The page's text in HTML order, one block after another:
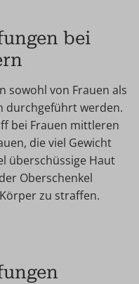
bei
sowohl von Frauen als
durchgeführt werden.
bei Frauen mittleren
die viel Gewicht
überschüssige Haut
Oberschenkel
zu straffen.